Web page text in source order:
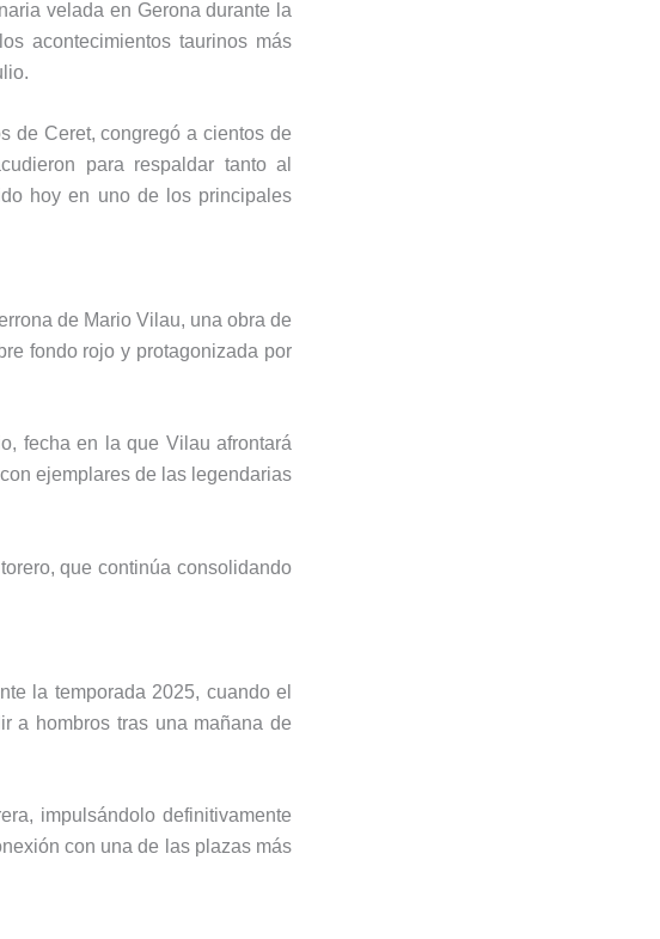
velada en Gerona durante la
acontecimientos taurinos más
de Ceret, congregó a cientos de
para respaldar tanto al
hoy en uno de los principales
de Mario Vilau, una obra de
fondo rojo y protagonizada por
fecha en la que Vilau afrontará
ejemplares de las legendarias
que continúa consolidando
la temporada 2025, cuando el
a hombros tras una mañana de
impulsándolo definitivamente
con una de las plazas más